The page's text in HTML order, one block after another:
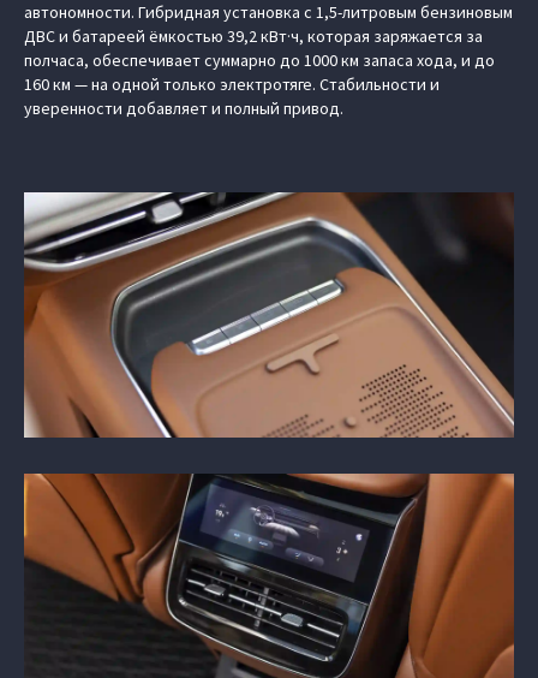
автономности. Гибридная установка с 1,5-литровым бензиновым
ДВС и батареей ёмкостью 39,2 кВт·ч, которая заряжается за
полчаса, обеспечивает суммарно до 1000 км запаса хода, и до
160 км — на одной только электротяге. Стабильности и
уверенности добавляет и полный привод.